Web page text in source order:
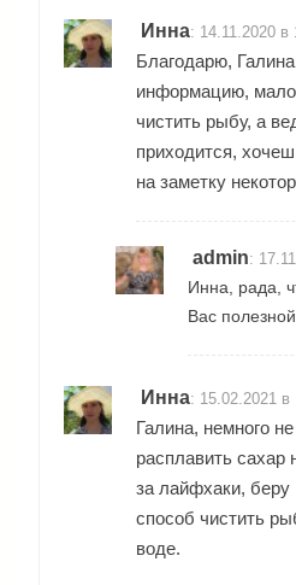
Инна: 14.11.2020 в
Благодарю,
информацию,
чистить рыбу, а
приходится,
на заметку
admin:
Инна, рада,
Вас
Инна: 15.02.2021 в
Галина, немного
расплавить сахар
за лайфхаки, беру
способ чистить
воде.